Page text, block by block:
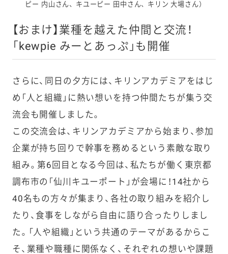
ピー 内山さん、 キユーピー 田中さん、 キリン 大場さん）
【おまけ】業種を越えた仲間と交流！
「kewpie みーとあっぷ」も開催
さらに、同日の夕方には、キリンアカデミアをはじ
め「人と組織」に熱い想いを持つ仲間たちが集う交
流会も開催しました。
この交流会は、キリンアカデミアから始まり、参加
企業が持ち回りで幹事を務めるという素敵な取り
組み。第6回目となる今回は、私たちが働く東京都
調布市の「仙川キユーポート」が会場に！14社から
40名もの方々が集まり、各社の取り組みを紹介し
たり、食事をしながら自由に語り合ったりしまし
た。「人や組織」という共通のテーマがあるからこ
そ、業種や職種に関係なく、それぞれの想いや課題